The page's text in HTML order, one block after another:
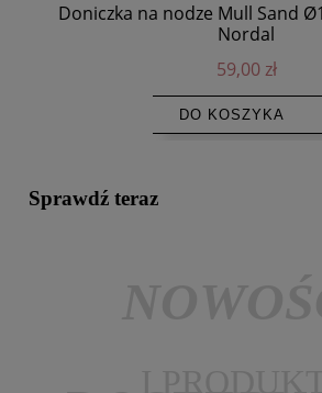
Doniczka na nodze Mull Sand
Nordal
59,00 zł
DO KOSZYKA
Sprawdź teraz